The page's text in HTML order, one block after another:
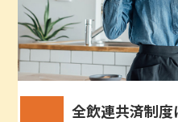
全飲連共済制度